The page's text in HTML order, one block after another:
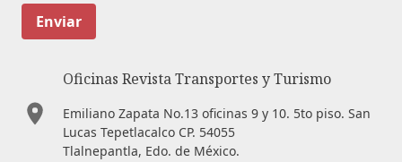
Enviar
Oficinas Revista Transportes y Turismo
Emiliano Zapata No.13 oficinas 9 y 10. 5to piso. San
Lucas Tepetlacalco CP. 54055
Tlalnepantla, Edo. de México.